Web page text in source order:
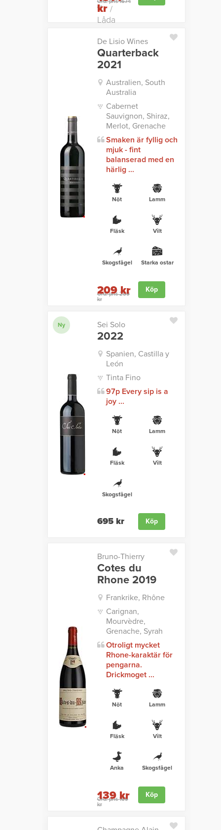
Ord. pris 1674
kr
kr/
Låda
De Lisio Wines
Quarterback
2021
Australien, South
Australia
Cabernet
Sauvignon, Shiraz,
Merlot, Grenache
Smaken är fyllig och
mjuk - fint
balanserad med en
härlig ...
Nöt Lamm
Fläsk Vilt
Skogsfågel Starka ostar
Ord. pris 259
kr
209 kr Köp
Ny Sei Solo
2022
Spanien, Castilla y
León
Tinta Fino
97p Every sip is a
joy ...
Nöt Lamm
Fläsk Vilt
Skogsfågel
695 kr Köp
Bruno-Thierry
Cotes du
Rhone 2019
Frankrike, Rhône
Carignan,
Mourvèdre,
Grenache, Syrah
Otroligt mycket
Rhone-karaktär för
pengarna.
Drickmoget ...
Nöt Lamm
Fläsk Vilt
Anka Skogsfågel
Ord. pris 169
kr
139 kr Köp